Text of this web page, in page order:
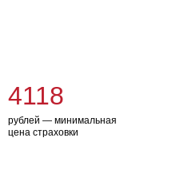
4118
рублей — минимальная
цена страховки